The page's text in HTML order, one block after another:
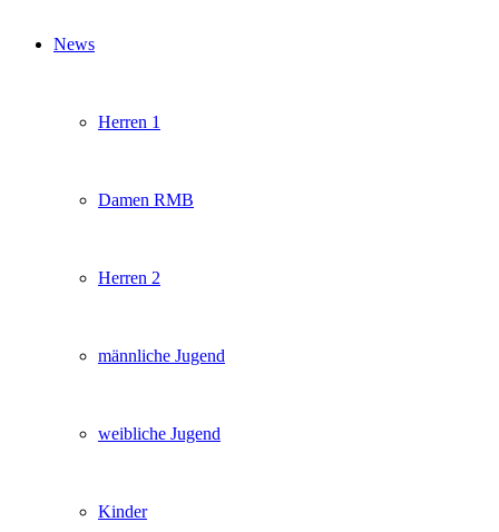
News
Herren 1
Damen RMB
Herren 2
männliche Jugend
weibliche Jugend
Kinder